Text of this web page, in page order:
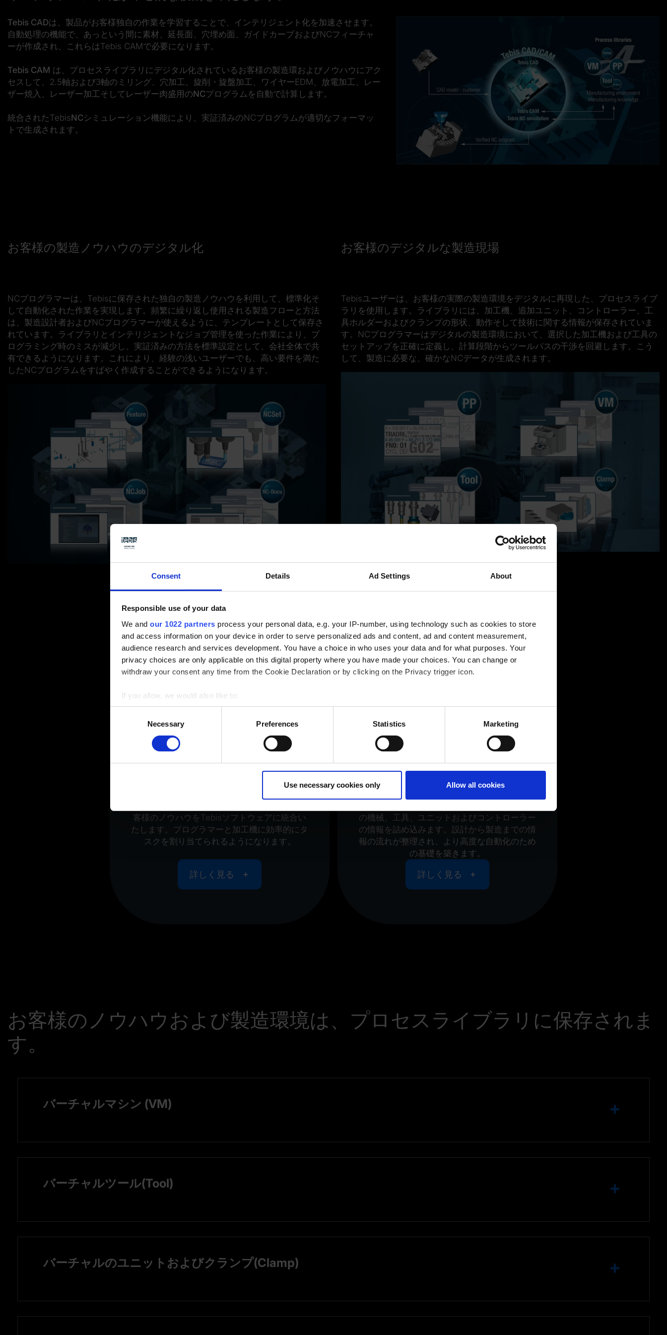
Consent Details Ad Settings About
Responsible use of your data
We and our 1022 partners process your personal data, e.g. your IP-number, using technology such as cookies to store
and access information on your device in order to serve personalized ads and content, ad and content measurement,
audience research and services development. You have a choice in who uses your data and for what purposes. Your
privacy choices are only applicable on this digital property where you have made your choices. You can change or
withdraw your consent any time from the Cookie Declaration or by clicking on the Privacy trigger icon.
If you allow, we would also like to:
Collect information about your geographical location which can be accurate to within several meters
Identify your device by actively scanning it for specific characteristics (fingerprinting)
Find out more about how your personal data is processed and set your preferences in the
Disclaimer of liability
Necessary Preferences Statistics Marketing
Use necessary cookies only Allow all cookies
Tebis CADは、製品がお客様独自の作業を学習することで、インテリジェント化を加速させます。
自動処理の機能で、あっという間に素材、延長面、穴埋め面、ガイドカーブおよびNCフィーチャ
ーが作成され、これらはTebis CAMで必要になります。
Tebis CAM は、プロセスライブラリにデジタル化されているお客様の製造環およびノウハウにアク
セスして、2.5軸および3軸のミリング、穴加工、旋削・旋盤加工、ワイヤーEDM、放電加工、レー
ザー焼入、レーザー加工そしてレーザー肉盛用のNCプログラムを自動で計算します。
統合されたTebisNCシミュレーション機能により、実証済みのNCプログラムが適切なフォーマッ
トで生成されます。
お客様の製造ノウハウのデジタル化
NCプログラマーは、Tebisに保存された独自の製造ノウハウを利用して、標準化そ
して自動化された作業を実現します。頻繁に繰り返し使用される製造フローと方法
は、製造設計者およびNCプログラマーが使えるように、テンプレートとして保存さ
れています。ライブラリとインテリジェントなジョブ管理を使った作業により、プ
ログラミング時の ミスが減少 し、実証済みの方法を標準設定として、会社全体で共
有できるようになります。これにより、 経験の浅いユーザーでも、高い要件を満た
したNCプログラムをすばやく作成することができるようになります。
お客様のデジタルな製造現場
Tebisユーザーは、お客様の実際の製造環境をデジタルに再現した、プロセスライブ
ラリを使用します。ライブラリには、加工機、追加ユニット、コントローラー、工
具ホルダーおよびクランプの形状、動作そして技術に関する情報が保存されていま
す。NCプログラマーはデジタルの製造環境において、選択した加工機および工具の
セットアップを正確に定義 し、計算段階から ツールパスの干渉を回避 します。こう
して、製造に必要な、確かなNCデータが生成されます。
デジタル製造のノウハウ
客様のノウハウをTebisソフトウェアに統合い
たします。プログラマーと加工機に効率的にタ
スクを割り当てられるようになります。
詳しく見る
デジタルの製造環境
の機械、工具、ユニットおよびコントローラー
の情報を詰め込みます。設計から製造までの情
報の流れが整理され、より高度な自動化のため
の基礎を築きます。
詳しく見る
お客様のノウハウおよび製造環境は、プロセスライブラリに保存されま
す。
バーチャルマシン (VM)
バーチャルツール(Tool)
バーチャルのユニットおよびクランプ(Clamp)